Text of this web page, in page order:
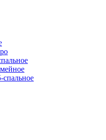
спальное